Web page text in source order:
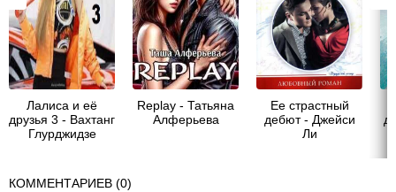
Лалиса и её
друзья 3 - Вахтанг
Глурджидзе
Replay - Татьяна
Алферьева
Ее страстный
дебют - Джейси
Ли
КОММЕНТАРИЕВ (0)